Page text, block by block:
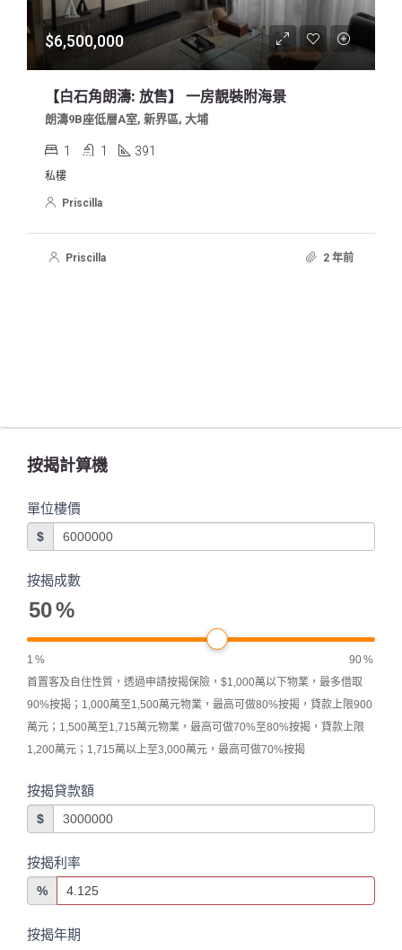
$6,500,000
【白石角朗濤: 放售】 一房靚裝附海景
朗濤9B座低層A室, 新界區, 大埔
1 1 391
私樓
Priscilla
Priscilla 2 年前
按揭計算機
單位樓價
$
按揭成數
50%
1 % 90%
首置客及自住性質，透過申請按揭保險，$1,000萬以下物業，最多借取
90%按揭；1,000萬至1,500萬元物業，最高可做80%按揭，貸款上限900
萬元；1,500萬至1,715萬元物業，最高可做70%至80%按揭，貸款上限
1,200萬元；1,715萬以上至3,000萬元，最高可做70%按揭
按揭貸款額
$
按揭利率
%
按揭年期